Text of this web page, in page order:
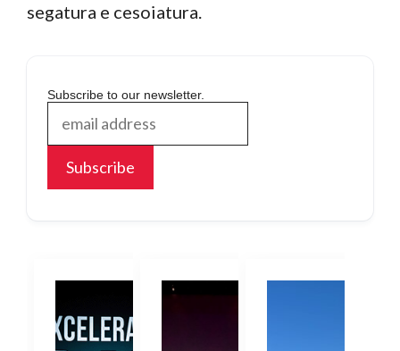
segatura e cesoiatura.
Subscribe to our newsletter.